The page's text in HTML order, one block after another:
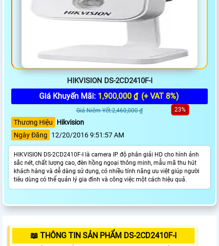
HIKVISION DS-2CD2410F-I
Giá Khuyến Mãi: 1,900,000 ₫ (+ VAT 8%)
Giá Niêm Yết:2,460,000 ₫ 23%
Thương Hiệu
Hikvision
Ngày Đăng
12/20/2016 9:51:57 AM
HIKVISION DS-2CD2410F-I là camera IP độ phân giải HD cho hình ảnh
sắc nét, chất lượng cao, đèn hồng ngoại thông minh, mẫu mã thu hút
khách hàng và dễ dàng sử dụng, có nhiều tính năng ưu việt giúp người
tiêu dùng có thể quản lý gia đình và công việc một cách hiệu quả.
📖 THÔNG TIN SẢN PHẨM DS-2CD2410F-I